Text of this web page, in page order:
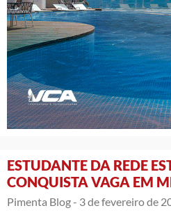
ESTUDANTE DA REDE
CONQUISTA VAGA EM
Pimenta Blog - 3 de fevereiro de